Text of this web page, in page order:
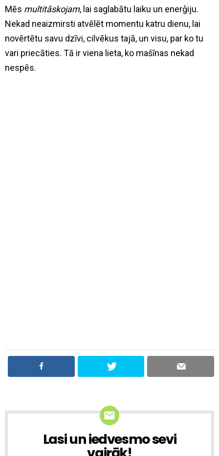
Mēs multitāskojam, lai saglabātu laiku un enerģiju.
Nekad neaizmirsti atvēlēt momentu katru dienu, lai
novērtētu savu dzīvi, cilvēkus tajā, un visu, par ko tu
vari priecāties. Tā ir viena lieta, ko mašīnas nekad
nespēs.
NEWSLETTER
Lasi un iedvesmo sevi